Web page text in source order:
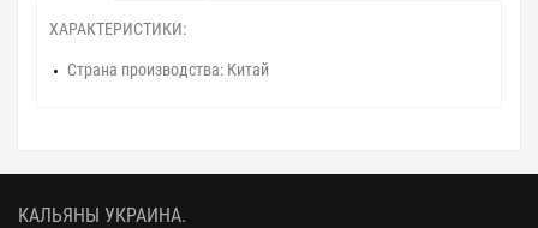
ХАРАКТЕРИСТИКИ:
Страна производства: Китай
КАЛЬЯНЫ УКРАИНА.